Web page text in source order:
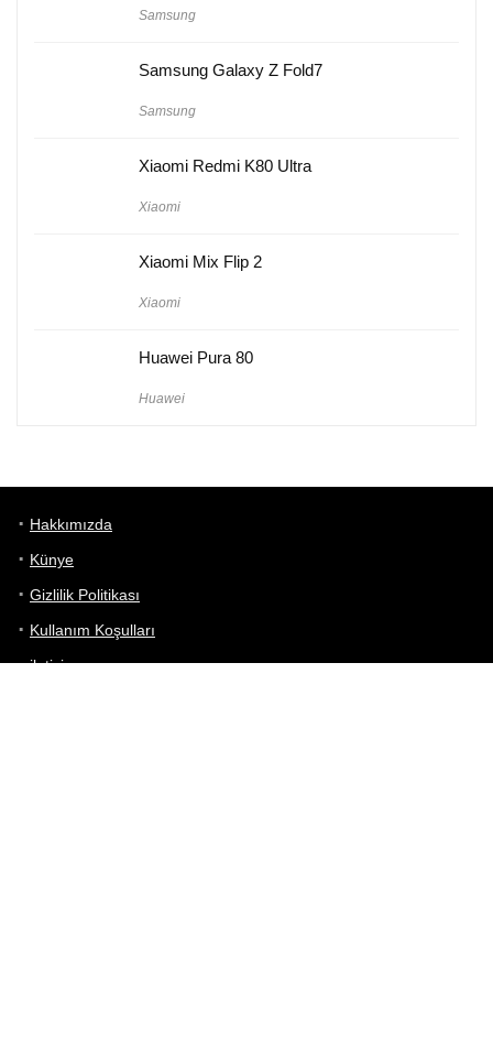
Samsung
Samsung Galaxy Z Fold7
Samsung
Xiaomi Redmi K80 Ultra
Xiaomi
Xiaomi Mix Flip 2
Xiaomi
Huawei Pura 80
Huawei
Hakkımızda
Künye
Gizlilik Politikası
Kullanım Koşulları
iletişim